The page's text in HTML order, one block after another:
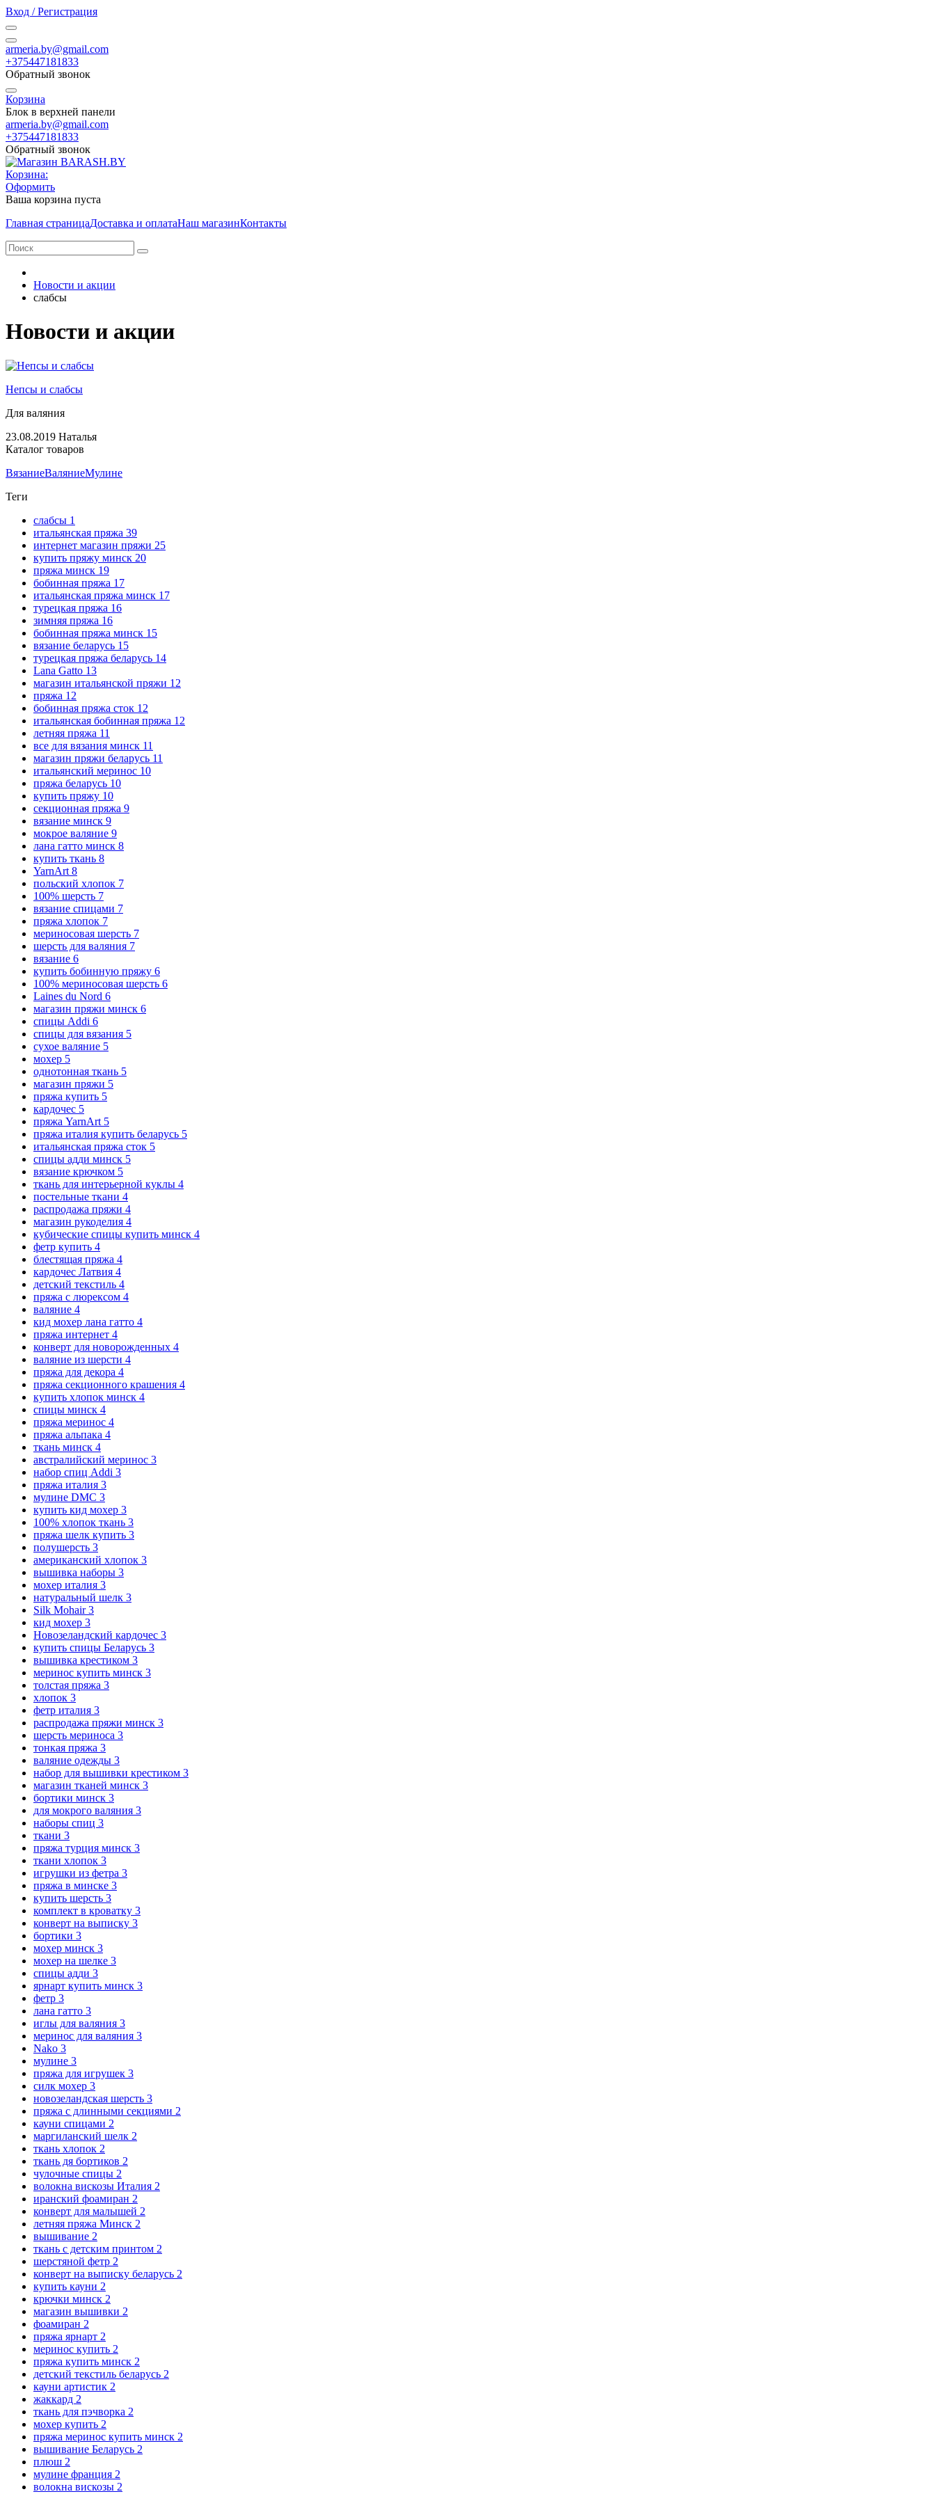
Вход / Регистрация
armeria.by@gmail.com
+375447181833
Обратный звонок
Корзина
Блок в верхней панели
armeria.by@gmail.com
+375447181833
Обратный звонок
Корзина:
Оформить
Ваша корзина пуста
Главная страницаДоставка и оплатаНаш магазинКонтакты
Новости и акции
слабсы
Новости и акции
Непсы и слабсы
Для валяния
23.08.2019 Наталья
Каталог товаров
ВязаниеВаляниеМулине
Теги
слабсы 1
итальянская пряжа 39
интернет магазин пряжи 25
купить пряжу минск 20
пряжа минск 19
бобинная пряжа 17
итальянская пряжа минск 17
турецкая пряжа 16
зимняя пряжа 16
бобинная пряжа минск 15
вязание беларусь 15
турецкая пряжа беларусь 14
Lana Gatto 13
магазин итальянской пряжи 12
пряжа 12
бобинная пряжа сток 12
итальянская бобинная пряжа 12
летняя пряжа 11
все для вязания минск 11
магазин пряжи беларусь 11
итальянский меринос 10
пряжа беларусь 10
купить пряжу 10
секционная пряжа 9
вязание минск 9
мокрое валяние 9
лана гатто минск 8
купить ткань 8
YarnArt 8
польский хлопок 7
100% шерсть 7
вязание спицами 7
пряжа хлопок 7
мериносовая шерсть 7
шерсть для валяния 7
вязание 6
купить бобинную пряжу 6
100% мериносовая шерсть 6
Laines du Nord 6
магазин пряжи минск 6
спицы Addi 6
спицы для вязания 5
сухое валяние 5
мохер 5
однотонная ткань 5
магазин пряжи 5
пряжа купить 5
кардочес 5
пряжа YarnArt 5
пряжа италия купить беларусь 5
итальянская пряжа сток 5
спицы адди минск 5
вязание крючком 5
ткань для интерьерной куклы 4
постельные ткани 4
распродажа пряжи 4
магазин рукоделия 4
кубические спицы купить минск 4
фетр купить 4
блестящая пряжа 4
кардочес Латвия 4
детский текстиль 4
пряжа с люрексом 4
валяние 4
кид мохер лана гатто 4
пряжа интернет 4
конверт для новорожденных 4
валяние из шерсти 4
пряжа для декора 4
пряжа секционного крашения 4
купить хлопок минск 4
спицы минск 4
пряжа меринос 4
пряжа альпака 4
ткань минск 4
австралийский меринос 3
набор спиц Addi 3
пряжа италия 3
мулине DMC 3
купить кид мохер 3
100% хлопок ткань 3
пряжа шелк купить 3
полушерсть 3
американский хлопок 3
вышивка наборы 3
мохер италия 3
натуральный шелк 3
Silk Mohair3
кид мохер 3
Новозеландский кардочес 3
купить спицы Беларусь 3
вышивка крестиком 3
меринос купить минск 3
толстая пряжа 3
хлопок 3
фетр италия 3
распродажа пряжи минск 3
шерсть мериноса 3
тонкая пряжа 3
валяние одежды 3
набор для вышивки крестиком 3
магазин тканей минск 3
бортики минск 3
для мокрого валяния 3
наборы спиц 3
ткани 3
пряжа турция минск 3
ткани хлопок 3
игрушки из фетра 3
пряжа в минске 3
купить шерсть 3
комплект в кроватку 3
конверт на выписку 3
бортики 3
мохер минск 3
мохер на шелке 3
спицы адди 3
ярнарт купить минск 3
фетр 3
лана гатто 3
иглы для валяния 3
меринос для валяния 3
Nako 3
мулине 3
пряжа для игрушек 3
силк мохер 3
новозеландская шерсть 3
пряжа с длинными секциями 2
кауни спицами 2
маргиланский шелк 2
ткань хлопок 2
ткань дя бортиков 2
чулочные спицы 2
волокна вискозы Италия 2
иранский фоамиран 2
конверт для малышей 2
летняя пряжа Минск 2
вышивание 2
ткань с детским принтом 2
шерстяной фетр 2
конверт на выписку беларусь 2
купить кауни 2
крючки минск 2
магазин вышивки 2
фоамиран 2
пряжа ярнарт 2
меринос купить 2
пряжа купить минск 2
детский текстиль беларусь 2
кауни артистик 2
жаккард 2
ткань для пэчворка 2
мохер купить 2
пряжа меринос купить минск 2
вышивание Беларусь 2
плюш 2
мулине франция 2
волокна вискозы 2